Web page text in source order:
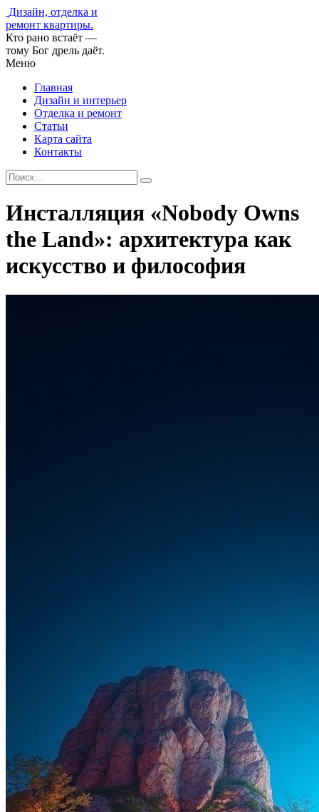
Дизайн, отделка и
ремонт квартиры.
Кто рано встаёт —
тому Бог дрель даёт.
Меню
Главная
Дизайн и интерьер
Отделка и ремонт
Статьи
Карта сайта
Контакты
Инсталляция «Nobody Owns
the Land»: архитектура как
искусство и философия